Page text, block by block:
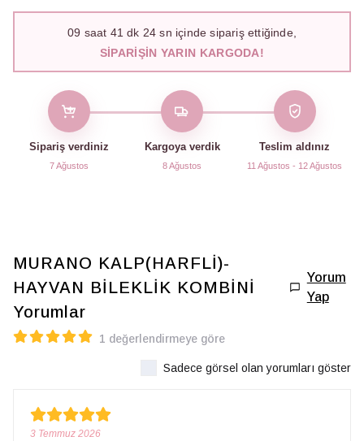
09 saat 41 dk 23 sn içinde sipariş ettiğinde,
SIPARIŞIN YARIN KARGODA!
Sipariş verdiniz
7 Ağustos
Kargoya verdik
8 Ağustos
Teslim aldınız
11 Ağustos - 12 Ağustos
MURANO KALP(HARFLİ)-
HAYVAN BİLEKLİK KOMBİNİ
Yorumlar
Yorum
Yap
1 değerlendirmeye göre
Sadece görsel olan yorumları göster
3 Temmuz 2026